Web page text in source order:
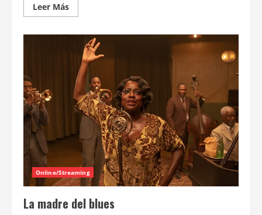
Leer MásLeer
más
Nuevo
anticipo
Escuadrón
Suicida
Online/Streaming
La madre del blues